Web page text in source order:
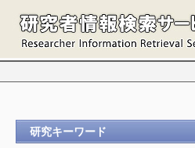
研究キーワード